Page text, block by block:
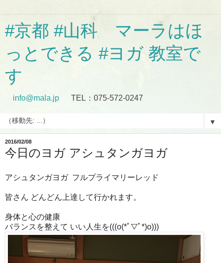
#京都 #山科 マーラはほ
っとできる #ヨガ 教室で
す
info@mala.jp TEL：075-572-0247
▼
2016/02/08
今日のヨガ アシュタンガヨガ
アシュタンガヨガ フルプライマリーレッド
皆さん どんどん上達して行かれます。
身体と心の健康
バランスを整えて いい人生を(((o(*ﾟ▽ﾟ*)o)))